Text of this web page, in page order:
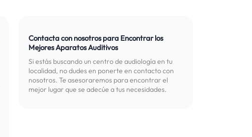
Contacta con nosotros para Encontrar los
Mejores Aparatos Auditivos
Si estás buscando un centro de audiología en tu
localidad, no dudes en ponerte en contacto con
nosotros. Te asesoraremos para encontrar el
mejor lugar que se adecúe a tus necesidades.